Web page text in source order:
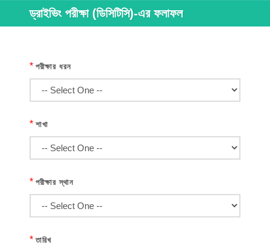
ড্রাইভিং পরীক্ষা (ডিসিটিসি)-এর ফলাফল
* পরীক্ষার ধরন
* শাখা
* পরীক্ষার স্থান
* তারিখ